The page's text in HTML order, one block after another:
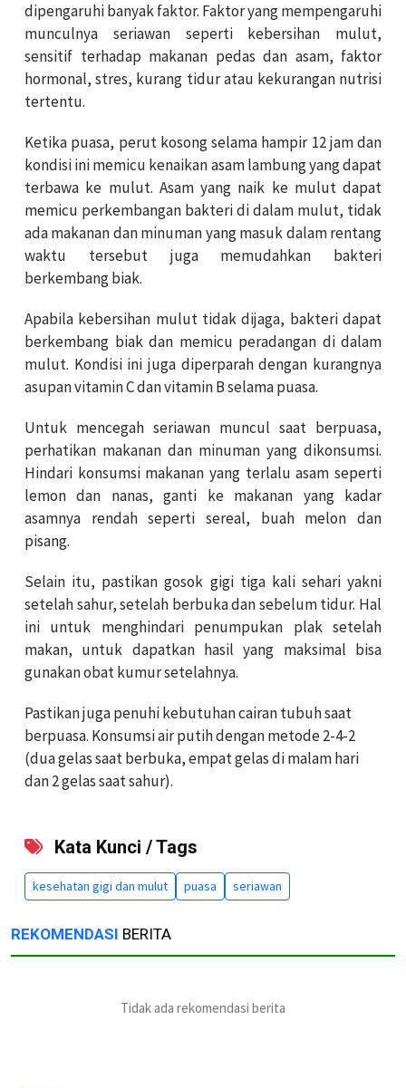
dipengaruhi banyak faktor. Faktor yang mempengaruhi
munculnya seriawan seperti kebersihan mulut,
sensitif terhadap makanan pedas dan asam, faktor
hormonal, stres, kurang tidur atau kekurangan nutrisi
tertentu.
Ketika puasa, perut kosong selama hampir 12 jam dan
kondisi ini memicu kenaikan asam lambung yang dapat
terbawa ke mulut. Asam yang naik ke mulut dapat
memicu perkembangan bakteri di dalam mulut, tidak
ada makanan dan minuman yang masuk dalam rentang
waktu tersebut juga memudahkan bakteri
berkembang biak.
Apabila kebersihan mulut tidak dijaga, bakteri dapat
berkembang biak dan memicu peradangan di dalam
mulut. Kondisi ini juga diperparah dengan kurangnya
asupan vitamin C dan vitamin B selama puasa.
Untuk mencegah seriawan muncul saat berpuasa,
perhatikan makanan dan minuman yang dikonsumsi.
Hindari konsumsi makanan yang terlalu asam seperti
lemon dan nanas, ganti ke makanan yang kadar
asamnya rendah seperti sereal, buah melon dan
pisang.
Selain itu, pastikan gosok gigi tiga kali sehari yakni
setelah sahur, setelah berbuka dan sebelum tidur. Hal
ini untuk menghindari penumpukan plak setelah
makan, untuk dapatkan hasil yang maksimal bisa
gunakan obat kumur setelahnya.
Pastikan juga penuhi kebutuhan cairan tubuh saat
berpuasa. Konsumsi air putih dengan metode 2-4-2
(dua gelas saat berbuka, empat gelas di malam hari
dan 2 gelas saat sahur).
Kata Kunci / Tags
kesehatan gigi dan mulut puasa seriawan
REKOMENDASI BERITA
Tidak ada rekomendasi berita